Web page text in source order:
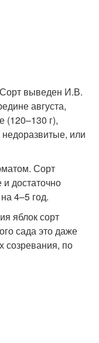
выведен И.В.
августа,
(120–130 г),
или
Сорт
достаточно
4–5 год.
яблок сорт
сада это даже
созревания, по